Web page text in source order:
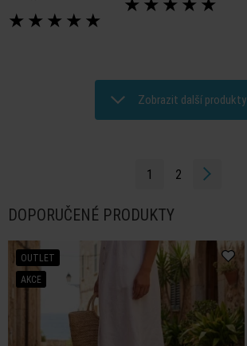
★ ★ ★ ★ ★
★ ★ ★ ★ ★
Zobrazit další produkty
1 2
DOPORUČENÉ PRODUKTY
OUTLET
AKCE